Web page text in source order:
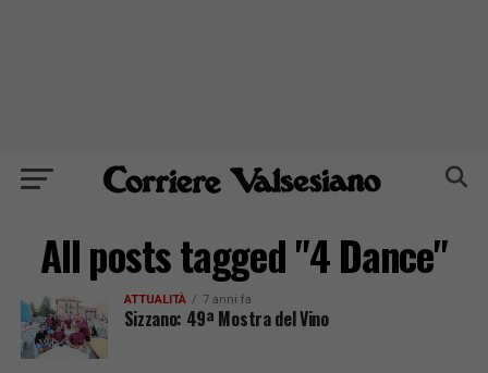
All posts tagged "4 Dance"
ATTUALITÀ 7 anni fa
Sizzano: 49ª Mostra del Vino